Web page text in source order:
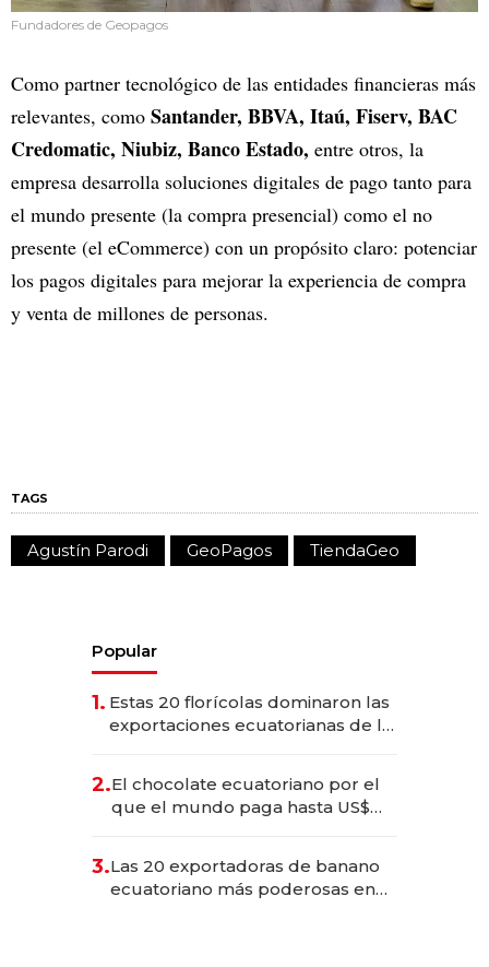
Fundadores de Geopagos
Como partner tecnológico de las entidades financieras más
relevantes, como Santander, BBVA, Itaú, Fiserv, BAC
Credomatic, Niubiz, Banco Estado, entre otros, la
empresa desarrolla soluciones digitales de pago tanto para
el mundo presente (la compra presencial) como el no
presente (el eCommerce) con un propósito claro: potenciar
los pagos digitales para mejorar la experiencia de compra
y venta de millones de personas.
TAGS
Agustín Parodi GeoPagos TiendaGeo
Popular
1. Estas 20 florícolas dominaron las
exportaciones ecuatorianas de la
2.El chocolate ecuatoriano por el
que el mundo paga hasta US$
3.Las 20 exportadoras de banano
ecuatoriano más poderosas en